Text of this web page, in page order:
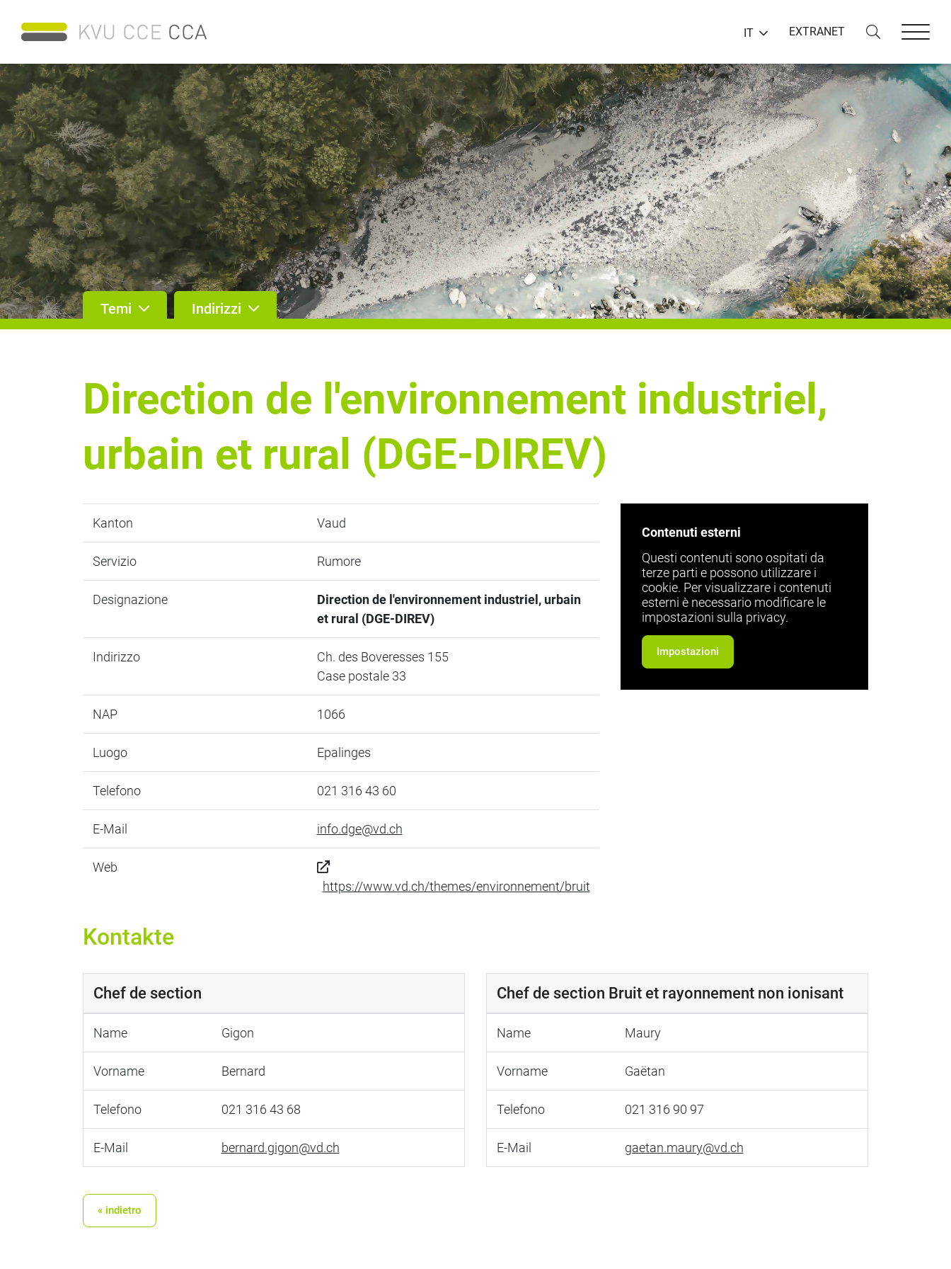
IT EXTRANET
Temi Indirizzi
Direction de l'environnement industriel,
urbain et rural (DGE-DIREV)
Kanton Vaud
Servizio Rumore
Designazione
Direction de l'environnement industriel, urbain
et rural (DGE-DIREV)
Indirizzo
Ch. des Boveresses 155
Case postale 33
NAP 1066
Luogo Epalinges
Telefono 021 316 43 60
E-Mail info.dge@vd.ch
Web
https://www.vd.ch/themes/environnement/bruit
Contenuti esterni
Questi contenuti sono ospitati da
terze parti e possono utilizzare i
cookie. Per visualizzare i contenuti
esterni è necessario modificare le
impostazioni sulla privacy.
Impostazioni
Kontakte
Chef de section
Name Gigon
Vorname Bernard
Telefono 021 316 43 68
E-Mail bernard.gigon@vd.ch
Chef de section Bruit et rayonnement non ionisant
Name Maury
Vorname Gaëtan
Telefono 021 316 90 97
E-Mail gaetan.maury@vd.ch
« indietro